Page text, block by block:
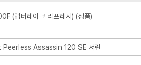
(랩터레이크 리프레시) (정품)
Peerless Assassin 120 SE 서린